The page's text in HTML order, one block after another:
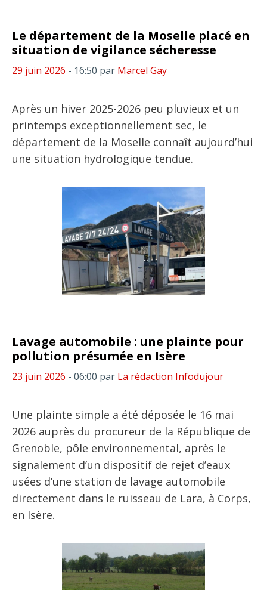
Le département de la Moselle placé en
situation de vigilance sécheresse
29 juin 2026 - 16:50 par Marcel Gay
Après un hiver 2025-2026 peu pluvieux et un
printemps exceptionnellement sec, le
département de la Moselle connaît aujourd’hui
une situation hydrologique tendue.
Lavage automobile : une plainte pour
pollution présumée en Isère
23 juin 2026 - 06:00 par La rédaction Infodujour
Une plainte simple a été déposée le 16 mai
2026 auprès du procureur de la République de
Grenoble, pôle environnemental, après le
signalement d’un dispositif de rejet d’eaux
usées d’une station de lavage automobile
directement dans le ruisseau de Lara, à Corps,
en Isère.